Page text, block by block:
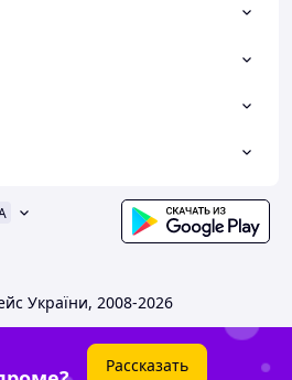
України, 2008-2026
Рассказать